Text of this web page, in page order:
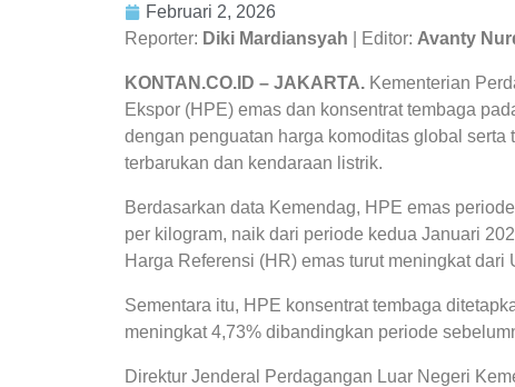
Februari 2, 2026
Reporter: Diki Mardiansyah | Editor: Avanty
KONTAN.CO.ID – JAKARTA. Kementerian
Ekspor (HPE) emas dan konsentrat tembaga
dengan penguatan harga komoditas global
terbarukan dan kendaraan listrik.
Berdasarkan data Kemendag, HPE emas
per kilogram, naik dari periode kedua Januari
Harga Referensi (HR) emas turut meningkat
Sementara itu, HPE konsentrat tembaga
meningkat 4,73% dibandingkan periode
Direktur Jenderal Perdagangan Luar Negeri